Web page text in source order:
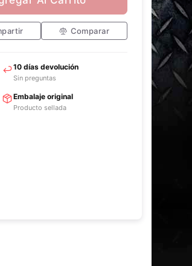
Comparar
10 días devolución
Sin preguntas
Embalaje original
Producto sellada